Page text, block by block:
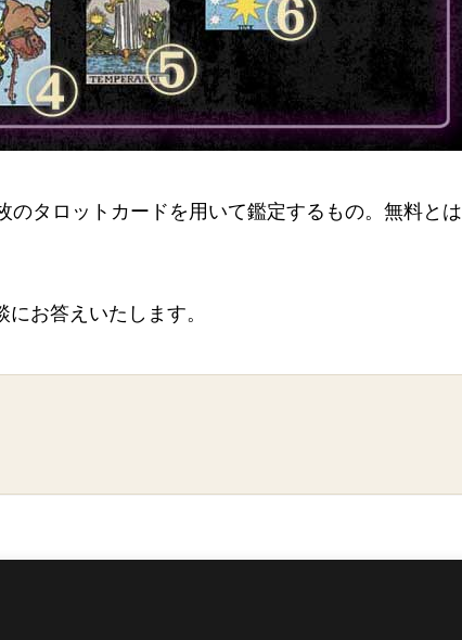
のタロットカードを用いて鑑定するもの。無料とは
にお答えいたします。